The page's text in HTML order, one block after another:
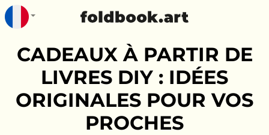
CADEAUX À PARTIR DE
LIVRES DIY : IDÉES
ORIGINALES POUR VOS
PROCHES